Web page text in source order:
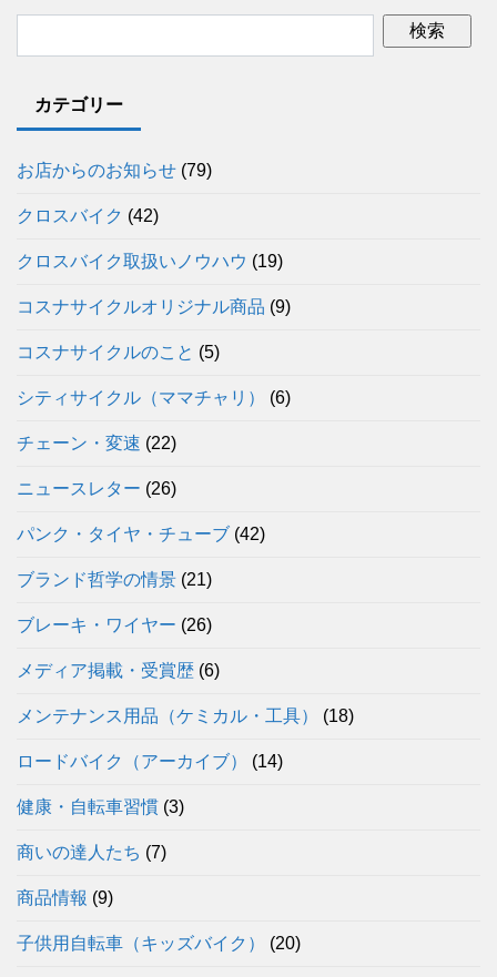
カテゴリー
お店からのお知らせ (79)
クロスバイク (42)
クロスバイク取扱いノウハウ (19)
コスナサイクルオリジナル商品 (9)
コスナサイクルのこと (5)
シティサイクル（ママチャリ） (6)
チェーン・変速 (22)
ニュースレター (26)
パンク・タイヤ・チューブ (42)
ブランド哲学の情景 (21)
ブレーキ・ワイヤー (26)
メディア掲載・受賞歴 (6)
メンテナンス用品（ケミカル・工具） (18)
ロードバイク（アーカイブ） (14)
健康・自転車習慣 (3)
商いの達人たち (7)
商品情報 (9)
子供用自転車（キッズバイク） (20)